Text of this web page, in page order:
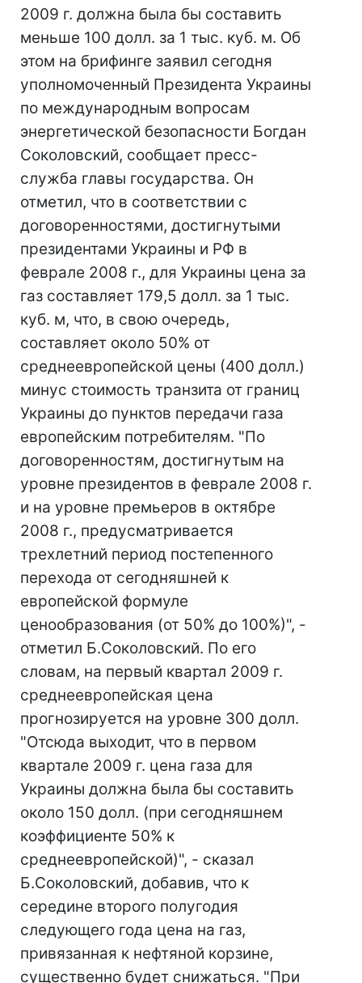
2009 г. должна была бы составить
меньше 100 долл. за 1 тыс. куб. м. Об
этом на брифинге заявил сегодня
уполномоченный Президента Украины
по международным вопросам
энергетической безопасности Богдан
Соколовский, сообщает пресс-
служба главы государства. Он
отметил, что в соответствии с
договоренностями, достигнутыми
президентами Украины и РФ в
феврале 2008 г., для Украины цена за
газ составляет 179,5 долл. за 1 тыс.
куб. м, что, в свою очередь,
составляет около 50% от
среднеевропейской цены (400 долл.)
минус стоимость транзита от границ
Украины до пунктов передачи газа
европейским потребителям. "По
договоренностям, достигнутым на
уровне президентов в феврале 2008 г.
и на уровне премьеров в октябре
2008 г., предусматривается
трехлетний период постепенного
перехода от сегодняшней к
европейской формуле
ценообразования (от 50% до 100%)", -
отметил Б.Соколовский. По его
словам, на первый квартал 2009 г.
среднеевропейская цена
прогнозируется на уровне 300 долл.
"Отсюда выходит, что в первом
квартале 2009 г. цена газа для
Украины должна была бы составить
около 150 долл. (при сегодняшнем
коэффициенте 50% к
среднеевропейской)", - сказал
Б.Соколовский, добавив, что к
середине второго полугодия
следующего года цена на газ,
привязанная к нефтяной корзине,
существенно будет снижаться. "При